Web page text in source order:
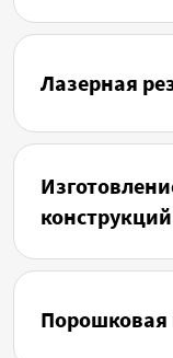
Лазерная
конструкций
Порошковая